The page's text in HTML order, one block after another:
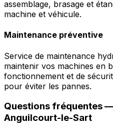
assemblage, brasage et
machine et véhicule.
Maintenance préventive
Service de maintenance
maintenir vos machines en
fonctionnement et de
pour éviter les pannes.
Questions fréquentes
Anguilcourt-le-Sart